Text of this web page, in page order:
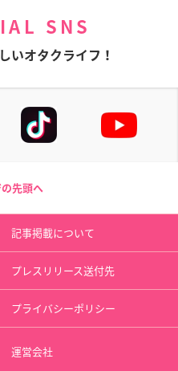
SNS
いオタクライフ！
先頭へ
記事掲載について
プレスリリース送付先
プライバシーポリシー
運営会社